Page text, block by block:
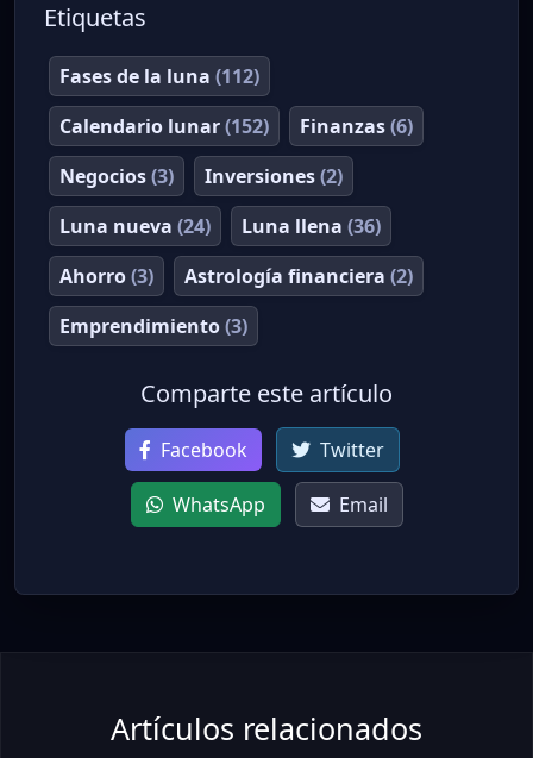
Etiquetas
Fases de la luna (112)
Calendario lunar(152) Finanzas(6)
Negocios(3) Inversiones(2)
Luna nueva (24) Luna llena (36)
Ahorro(3) Astrología financiera (2)
Emprendimiento(3)
Comparte este artículo
Facebook Twitter
WhatsApp Email
Artículos relacionados